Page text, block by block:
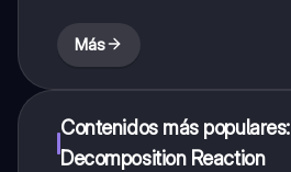
Más
Contenidos más populares:
Decomposition Reaction